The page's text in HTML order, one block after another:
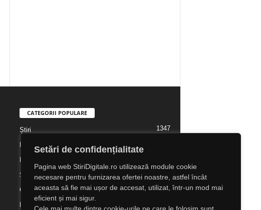
Setări de confidențialitate
Pagina web StiriDigitale.ro utilizează module cookie
necesare pentru furnizarea ofertei noastre, astfel încât
aceasta să fie mai ușor de accesat, utilizat, într-un mod mai
eficient și mai sigur.
CATEGORII POPULARE
Știri 1347
Digital Lifestyle
Societate
Cultură 825
Religie